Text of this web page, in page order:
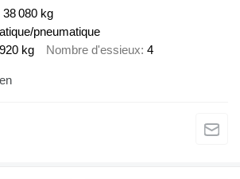
38 080 kg
pneumatique
kg Nombre d'essieux 4